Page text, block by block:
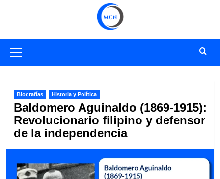
primario
Biografías Historia y Política
Baldomero Aguinaldo (1869-1915):
Revolucionario filipino y defensor
de la independencia